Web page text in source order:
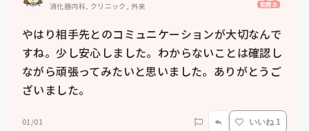
消化器内科, クリニック, 外来 質問主
やはり相手先とのコミュニケーションが大切なんで
すね。少し安心しました。わからないことは確認し
ながら頑張ってみたいと思いました。ありがとうご
ざいました。
01/01 いいね 1